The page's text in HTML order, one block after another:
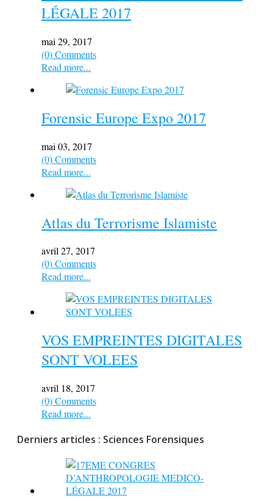
LÉGALE 2017
mai 29, 2017
(0) Comments
Read more...
Forensic Europe Expo 2017
mai 03, 2017
(0) Comments
Read more...
Atlas du Terrorisme Islamiste
avril 27, 2017
(0) Comments
Read more...
VOS EMPREINTES DIGITALES
SONT VOLEES
avril 18, 2017
(0) Comments
Read more...
Derniers articles : Sciences Forensiques